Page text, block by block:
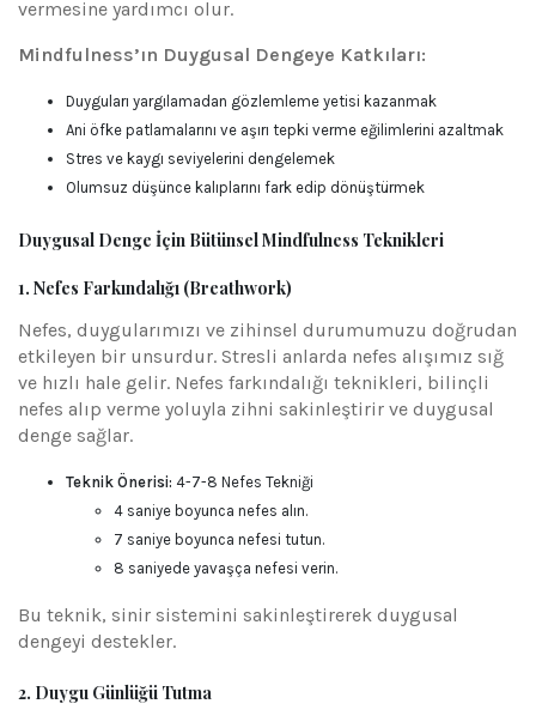
vermesine yardımcı olur.
Mindfulness’ın Duygusal Dengeye Katkıları:
Duyguları yargılamadan gözlemleme yetisi kazanmak
Ani öfke patlamalarını ve aşırı tepki verme eğilimlerini azaltmak
Stres ve kaygı seviyelerini dengelemek
Olumsuz düşünce kalıplarını fark edip dönüştürmek
Duygusal Denge İçin Bütünsel Mindfulness Teknikleri
1. Nefes Farkındalığı (Breathwork)
Nefes, duygularımızı ve zihinsel durumumuzu doğrudan
etkileyen bir unsurdur. Stresli anlarda nefes alışımız sığ
ve hızlı hale gelir. Nefes farkındalığı teknikleri, bilinçli
nefes alıp verme yoluyla zihni sakinleştirir ve duygusal
denge sağlar.
Teknik Önerisi: 4-7-8 Nefes Tekniği
4 saniye boyunca nefes alın.
7 saniye boyunca nefesi tutun.
8 saniyede yavaşça nefesi verin.
Bu teknik, sinir sistemini sakinleştirerek duygusal
dengeyi destekler.
2. Duygu Günlüğü Tutma